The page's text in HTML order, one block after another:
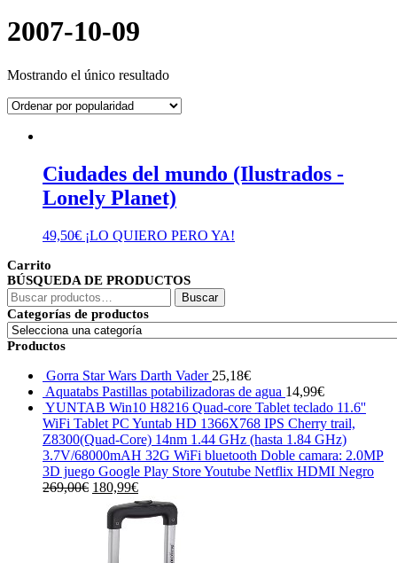
2007-10-09
Mostrando el único resultado
Ciudades del mundo (Ilustrados -
Lonely Planet)
49,50€ ¡LO QUIERO PERO YA!
Carrito
BÚSQUEDA DE PRODUCTOS
Buscar
por:
Buscar
Categorías de productos
Productos
Gorra Star Wars Darth Vader 25,18€
Aquatabs Pastillas potabilizadoras de agua 14,99€
YUNTAB Win10 H8216 Quad-core Tablet teclado 11.6''
WiFi Tablet PC Yuntab HD 1366X768 IPS Cherry trail,
Z8300(Quad-Core) 14nm 1.44 GHz (hasta 1.84 GHz)
3.7V/68000mAH 32G WiFi bluetooth Doble camara: 2.0MP
3D juego Google Play Store Youtube Netflix HDMI Negro
269,00€ El
precio
original
era:
269,00€.
180,99€El
precio
actual
180,99€.